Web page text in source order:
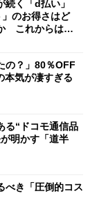
続く「d払い」
」のお得さはど
これからは
の？」80％OFF
本気が凄すぎる
る“ドコモ通信品
明かす「道半
べき「圧倒的コス